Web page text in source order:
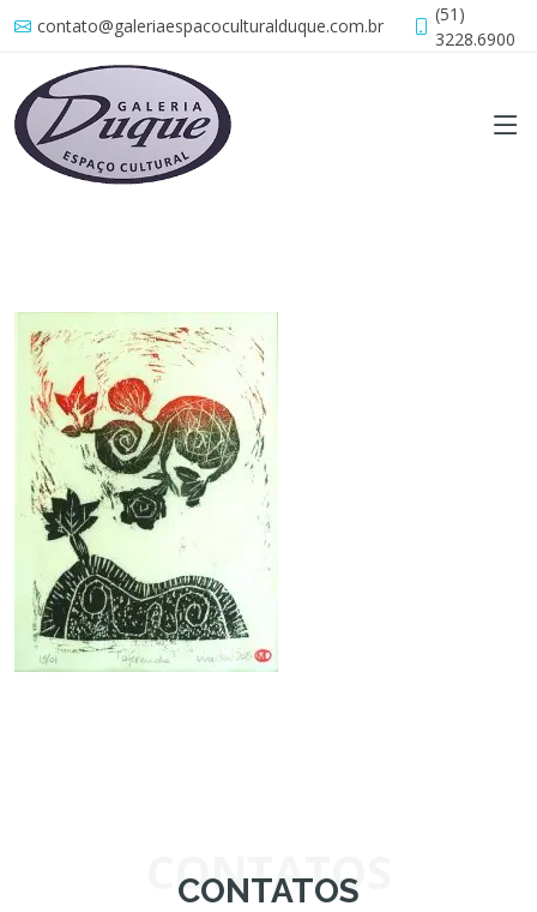
contato@galeriaespacoculturalduque.com.br
(51)
3228.6900
CONTATOS
CONTATOS